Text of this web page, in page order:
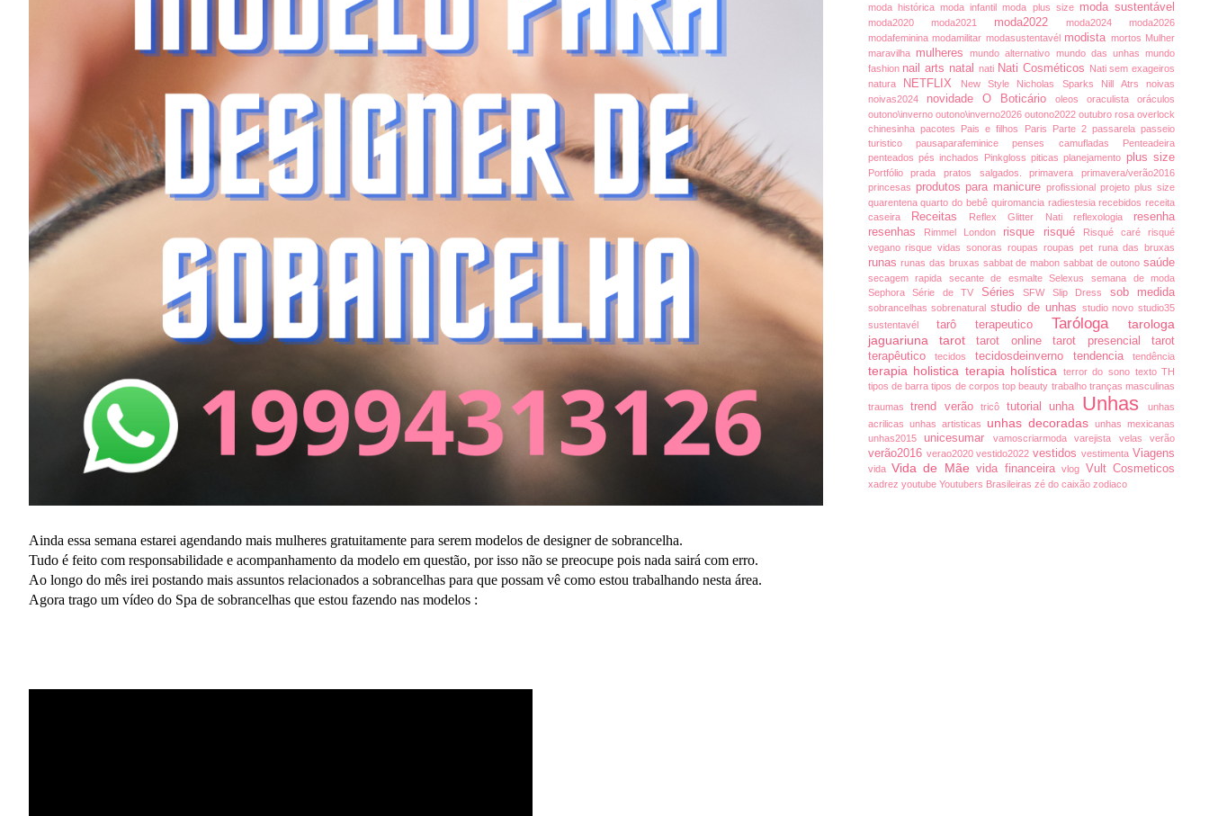
Ainda essa semana estarei agendando mais mulheres gratuitamente para serem modelos de designer de sobrancelha.
Tudo é feito com responsabilidade e acompanhamento da modelo em questão, por isso não se preocupe pois nada sairá com erro.
Ao longo do mês irei postando mais assuntos relacionados a sobrancelhas para que possam vê como estou trabalhando nesta área.
Agora trago um vídeo do Spa de sobrancelhas que estou fazendo nas modelos :
moda histórica moda infantilmoda plus size moda sustentável
moda2020 moda2021 moda2022moda2024moda2026
modafemininamodamilitar modasustentavél modista mortos Mulher
maravilha mulheresmundo alternativo mundo das unhasmundo
fashion nail arts natal nati Nati Cosméticos Nati sem exageiros
natura
NETFLIX New Style Nicholas Sparks Nill Atrsnoivas
noivas2024
novidade O Boticáriooleosoraculistaoráculos
outono\inverno outono\inverno2026 outono2022 outubro rosaoverlock
chinesinha pacotes Pais e filhos Paris Parte 2passarelapasseio
turistico pausaparafeminicepenses camufladas Penteadeira
penteados pés inchados Pinkglosspiticasplanejamento plus size
Portfóliopradapratos salgados.primaveraprimavera/verão2016
princesas produtos para manicureprofissionalprojeto plus size
quarentenaquarto do bebê quiromancia radiestesiarecebidosreceita
caseira
Receitas Reflex Glitter Nati reflexologia resenha
resenhas
Rimmel London risque risqué Risqué carérisqué
veganorisque vidas sonoras roupas roupas pet runa das bruxas
runasrunas das bruxas sabbat de mabon sabbat de outonosaúde
secagem rapida secante de esmalteSelexussemana de moda
SephoraSérie de TV SériesSFW Slip Dress sob medida
sobrancelhassobrenaturalstudio de unhas studio novostudio35
sustentavél tarô terapeutico Tarólogatarologa
jaguariunatarottarot onlinetarot presencialtarot
terapêuticotecidos tecidosdeinverno tendenciatendência
terapia holistica terapia holística terror do sono textoTH
tipos de barratipos de corpostop beauty trabalho tranças masculinas
traumastrend verãotricô tutorialunha Unhasunhas
acrilicas unhas artisticas unhas decoradasunhas mexicanas
unhas2015unicesumar vamoscriarmodavarejista velasverão
verão2016 verao2020vestido2022vestidosvestimentaViagens
vidaVida de Mãevida financeiravlog Vult Cosmeticos
xadrez youtube Youtubers Brasileiras zé do caixão zodiaco